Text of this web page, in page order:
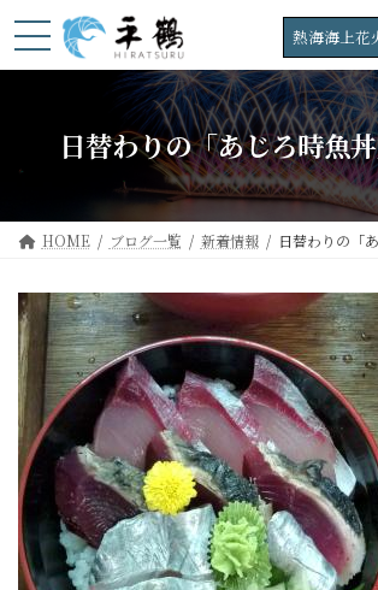
ン
プ
ビ
動
熱海海上花
日替わりの「あじろ時魚丼
HOME ブログ一覧 新着情報 日替わりの「